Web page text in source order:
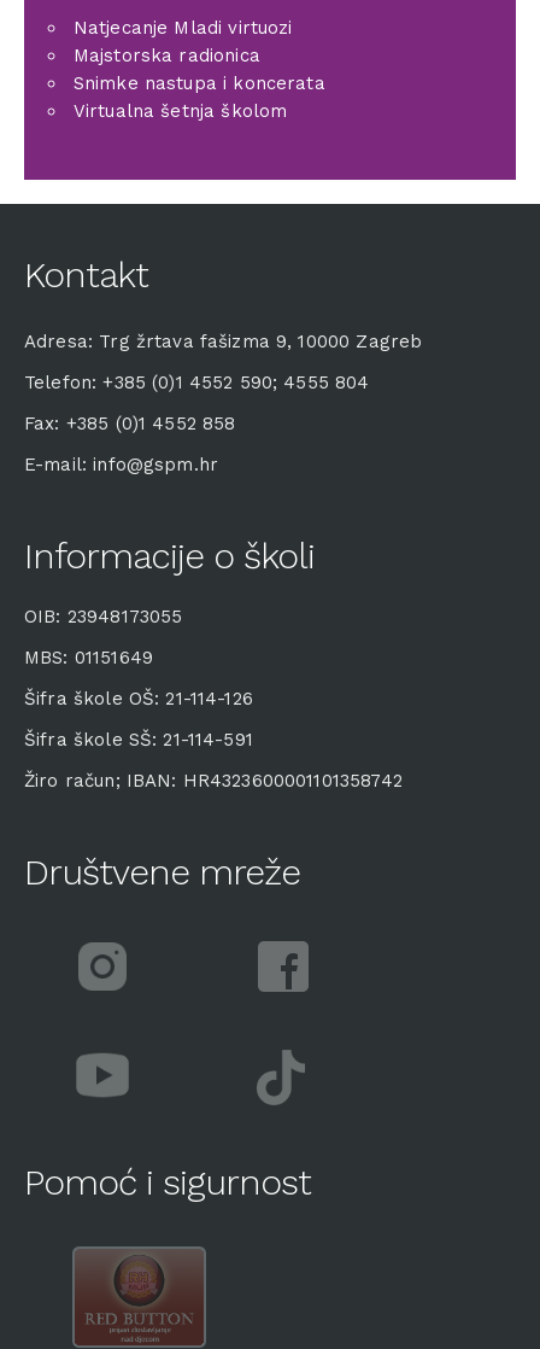
Natjecanje Mladi virtuozi
Majstorska radionica
Snimke nastupa i koncerata
Virtualna šetnja školom
Kontakt
Adresa: Trg žrtava fašizma 9, 10000 Zagreb
Telefon: +385 (0)1 4552 590; 4555 804
Fax: +385 (0)1 4552 858
E-mail: info@gspm.hr
Informacije o školi
OIB: 23948173055
MBS: 01151649
Šifra škole OŠ: 21-114-126
Šifra škole SŠ: 21-114-591
Žiro račun; IBAN: HR4323600001101358742
Društvene mreže
Pomoć i sigurnost